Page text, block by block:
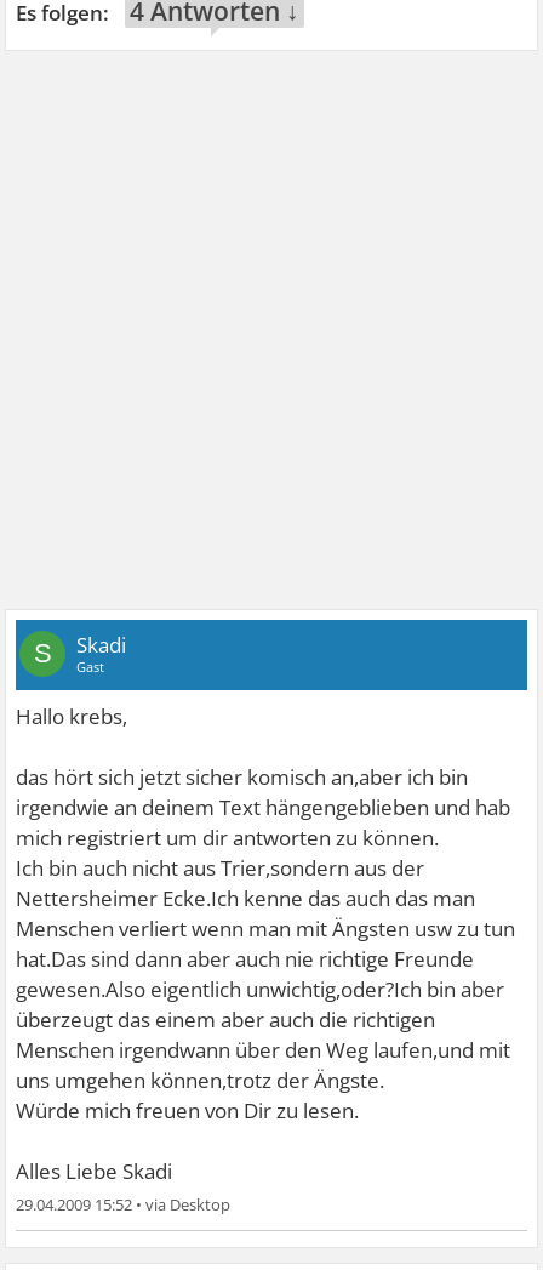
4 Antworten ↓
S Skadi
Gast
Hallo krebs,
das hört sich jetzt sicher komisch an,aber ich bin
irgendwie an deinem Text hängengeblieben und hab
mich registriert um dir antworten zu können.
Ich bin auch nicht aus Trier,sondern aus der
Nettersheimer Ecke.Ich kenne das auch das man
Menschen verliert wenn man mit Ängsten usw zu tun
hat.Das sind dann aber auch nie richtige Freunde
gewesen.Also eigentlich unwichtig,oder?Ich bin aber
überzeugt das einem aber auch die richtigen
Menschen irgendwann über den Weg laufen,und mit
uns umgehen können,trotz der Ängste.
Würde mich freuen von Dir zu lesen.
Alles Liebe Skadi
29.04.2009 15:52 •